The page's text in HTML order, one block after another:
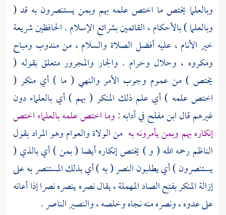
وبالعلما يختص ما اختص علمه بهم وبمن يستنصرون به قد (
وبالعلما ) بالأحكام ، القائمين بشرائع الإسلام . الحافظين شريعة
خير الأنام ، عليه أفضل الصلاة والسلام ، من مندوب ومباح
ومكروه ، وحلال وحرام . والجار والمجرور متعلق بقوله (
يختص ) من عموم وجوب الأمر والنهي ( ما ) أي منكر (
اختص علمه ) أي علم ذلك المنكر ( بهم ) أي بالعلماء دون
غيرهم قالابن مفلحفي آدابه :وما اختص علمه بالعلماء اختص
إنكاره بهم وبمن يأمرونه به من الولاة والعوام وهو المراد بقول
الناظمرحمه الله ( و ) يختص إنكاره أيضا ( بمن ) أي بالذي (
يستنصرون ) أي يطلبون النصر ( به ) أي بذلك المستنصر به على
إزالة المنكر بفتح الصاد المهملة ، يقال نصره ينصره نصرا إذا أعانه
على عدوه ، ونصره منه نجاه وخلصه ، والنصير الناصر .